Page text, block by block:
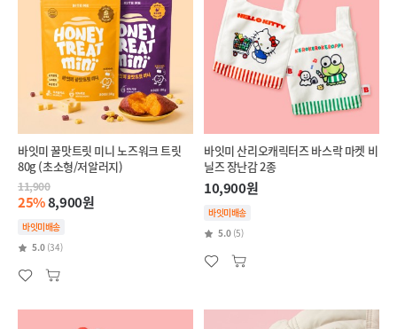
바잇미 꿀맛트릿 미니 노즈워크 트릿
80g (초소형/저알러지)
11,900
25%8,900원
바잇미배송
5.0 (34)
바잇미 산리오캐릭터즈 바스락 마켓 비
닐즈 장난감 2종
10,900원
바잇미배송
5.0 (5)